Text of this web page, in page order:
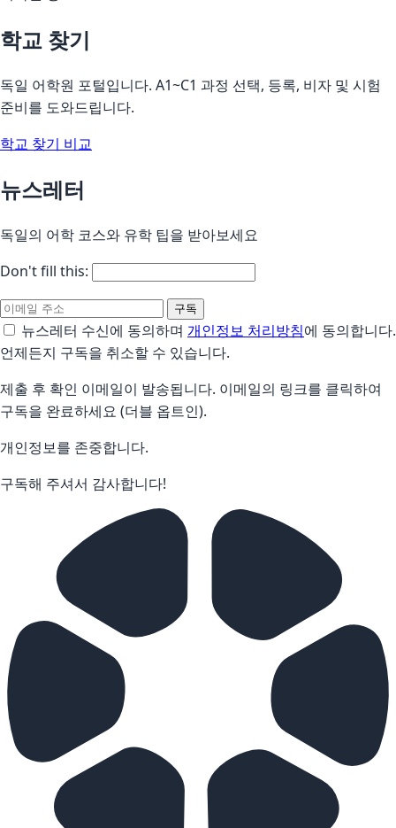
학교 찾기
독일 어학원 포털입니다. A1~C1 과정 선택, 등록, 비자 및 시험
준비를 도와드립니다.
학교 찾기 비교
뉴스레터
독일의 어학 코스와 유학 팁을 받아보세요
Don't fill this:
구독
뉴스레터 수신에 동의하며 개인정보 처리방침에 동의합니다.
언제든지 구독을 취소할 수 있습니다.
제출 후 확인 이메일이 발송됩니다. 이메일의 링크를 클릭하여
구독을 완료하세요 (더블 옵트인).
개인정보를 존중합니다.
구독해 주셔서 감사합니다!